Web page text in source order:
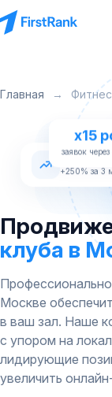
Главная →
клуба в
Москве
в ваш зал. Наше
с упором на
лидирующие
увеличить
Рост
x15
заявок